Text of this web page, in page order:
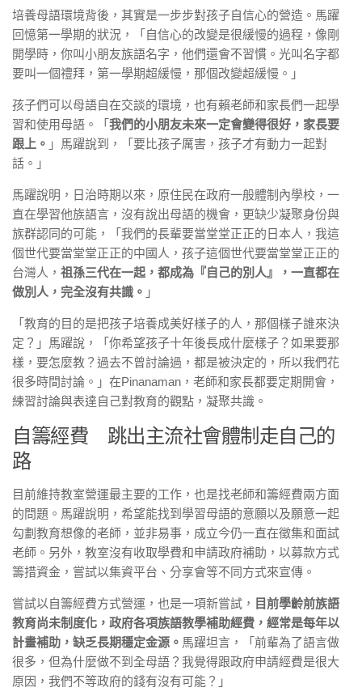
培養母語環境背後，其實是一步步對孩子自信心的營造。馬躍
回憶第一學期的狀況，「自信心的改變是很緩慢的過程，像剛
開學時，你叫小朋友族語名字，他們還會不習慣。光叫名字都
要叫一個禮拜，第一學期超緩慢，那個改變超緩慢。」
孩子們可以母語自在交談的環境，也有賴老師和家長們一起學
習和使用母語。「 我們的小朋友未來一定會變得很好，家長要
跟上。 」馬躍說到，「要比孩子厲害，孩子才有動力一起對
話。」
馬躍說明，日治時期以來，原住民在政府一般體制內學校，一
直在學習他族語言，沒有說出母語的機會，更缺少凝聚身份與
族群認同的可能，「我們的長輩要當堂堂正正的日本人，我這
個世代要當堂堂正正的中國人，孩子這個世代要當堂堂正正的
台灣人， 祖孫三代在一起，都成為『自己的別人』，一直都在
做別人，完全沒有共識。 」
「教育的目的是把孩子培養成美好樣子的人，那個樣子誰來決
定？」馬躍說，「你希望孩子十年後長成什麼樣子？如果要那
樣，要怎麼教？過去不曾討論過，都是被決定的，所以我們花
很多時間討論。」在Pinanaman，老師和家長都要定期開會，
練習討論與表達自己對教育的觀點，凝聚共識。
自籌經費 跳出主流社會體制走自己的
路
目前維持教室營運最主要的工作，也是找老師和籌經費兩方面
的問題。馬躍說明，希望能找到學習母語的意願以及願意一起
勾劃教育想像的老師，並非易事，成立今仍一直在徵集和面試
老師。另外，教室沒有收取學費和申請政府補助，以募款方式
籌措資金，嘗試以集資平台、分享會等不同方式來宣傳。
嘗試以自籌經費方式營運，也是一項新嘗試， 目前學齡前族語
教育尚未制度化，政府各項族語教學補助經費，經常是每年以
計畫補助，缺乏長期穩定金源。 馬躍坦言，「前輩為了語言做
很多，但為什麼做不到全母語？我覺得跟政府申請經費是很大
原因，我們不等政府的錢有沒有可能？」